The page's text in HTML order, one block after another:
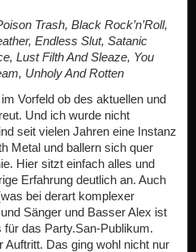
Trash, Black Rock’n’Roll,
Endless Slut, Satanic
Lust Filth And Sleaze, You
Unholy And Rotten
Vorfeld ob des aktuellen und
Und ich wurde nicht
seit vielen Jahren eine Instanz
Metal und ballern sich quer
Hier sitzt einfach alles und
Erfahrung deutlich an. Auch
bei derart komplexer
Sänger und Basser Alex ist
das Party.San-Publikum.
Das ging wohl nicht nur